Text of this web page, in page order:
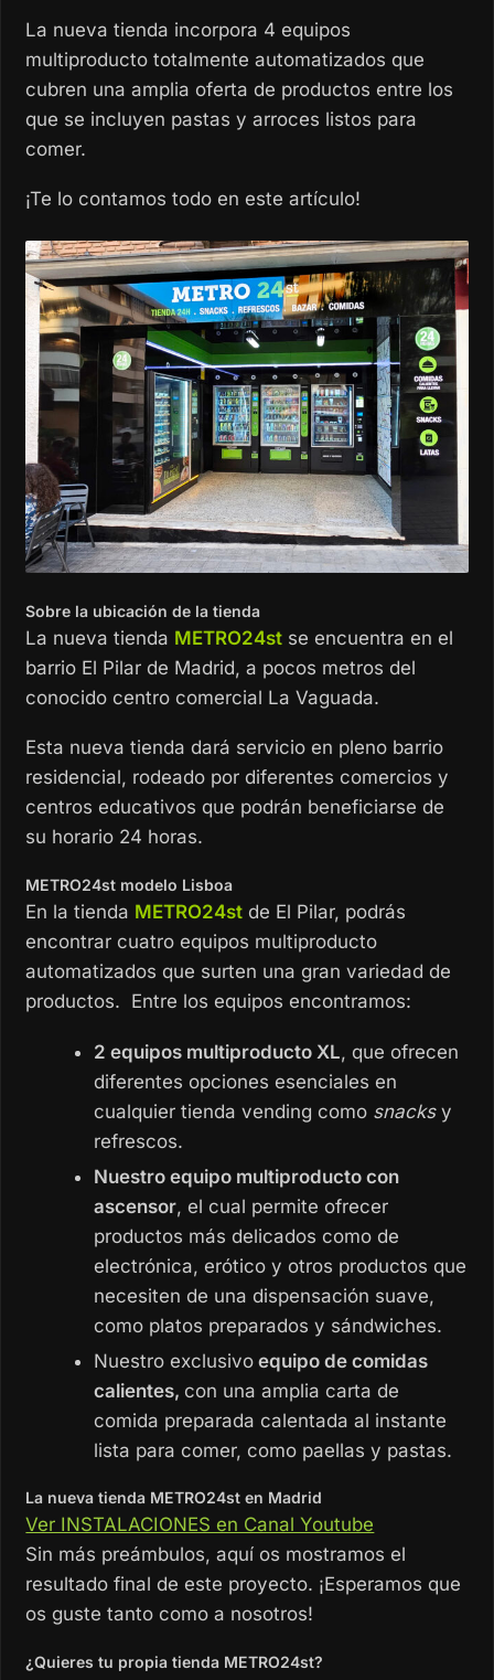
La nueva tienda incorpora 4 equipos
multiproducto totalmente automatizados que
cubren una amplia oferta de productos entre los
que se incluyen pastas y arroces listos para
comer.
¡Te lo contamos todo en este artículo!
Sobre la ubicación de la tienda
La nueva tienda METRO24st se encuentra en el
barrio El Pilar de Madrid, a pocos metros del
conocido centro comercial La Vaguada.
Esta nueva tienda dará servicio en pleno barrio
residencial, rodeado por diferentes comercios y
centros educativos que podrán beneficiarse de
su horario 24 horas.
METRO24st modelo Lisboa
En la tienda METRO24st de El Pilar, podrás
encontrar cuatro equipos multiproducto
automatizados que surten una gran variedad de
productos. Entre los equipos encontramos:
2 equipos multiproducto XL, que ofrecen
diferentes opciones esenciales en
cualquier tienda vending como snacksy
refrescos.
Nuestro equipo multiproducto con
ascensor, el cual permite ofrecer
productos más delicados como de
electrónica, erótico y otros productos que
necesiten de una dispensación suave,
como platos preparados y sándwiches.
Nuestro exclusivo equipo de comidas
calientes, con una amplia carta de
comida preparada calentada al instante
lista para comer, como paellas y pastas.
La nueva tienda METRO24st en Madrid
Ver INSTALACIONES en Canal Youtube
Sin más preámbulos, aquí os mostramos el
resultado final de este proyecto. ¡Esperamos que
os guste tanto como a nosotros!
¿Quieres tu propia tienda METRO24st?